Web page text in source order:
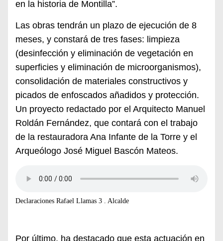
en la historia de Montilla”.
Las obras tendrán un plazo de ejecución de 8
meses, y constará de tres fases: limpieza
(desinfección y eliminación de vegetación en
superficies y eliminación de microorganismos),
consolidación de materiales constructivos y
picados de enfoscados añadidos y protección.
Un proyecto redactado por el Arquitecto Manuel
Roldán Fernández, que contará con el trabajo
de la restauradora Ana Infante de la Torre y el
Arqueólogo José Miguel Bascón Mateos.
Declaraciones Rafael Llamas 3 . Alcalde
Por último, ha destacado que esta actuación en